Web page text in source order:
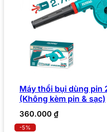
Máy thổi bụi dùng pin
(Không kèm pin & sạc)
360.000 ₫
-5%